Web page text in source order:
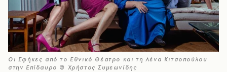
Οι Σφήκες από το Εθνικό Θέατρο και τη Λένα Κιτσοπούλου
στην Επίδαυρο © Χρήστος Συμεωνίδης